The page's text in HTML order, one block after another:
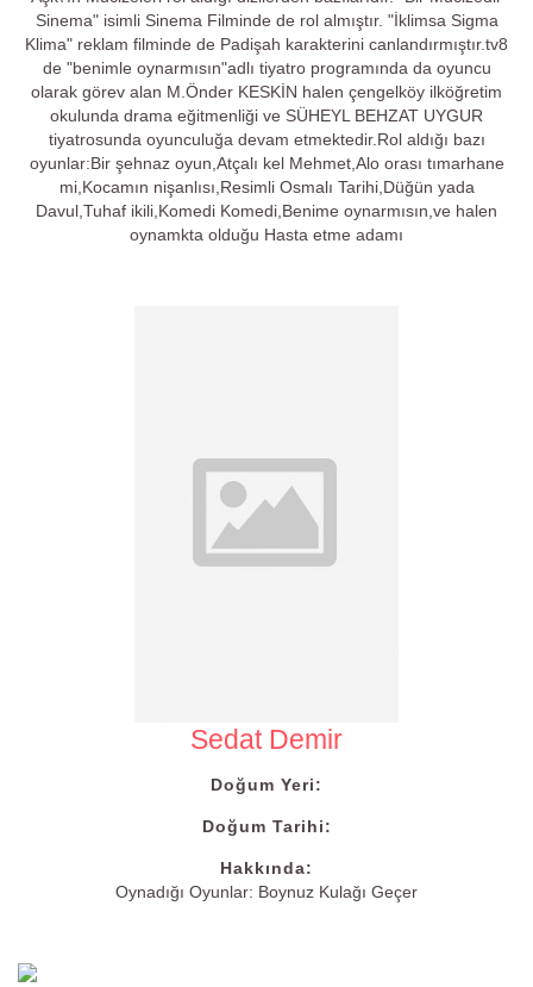
Sinema" isimli Sinema Filminde de rol almıştır. "İklimsa Sigma
Klima" reklam filminde de Padişah karakterini canlandırmıştır.tv8
de "benimle oynarmısın"adlı tiyatro programında da oyuncu
olarak görev alan M.Önder KESKİN halen çengelköy ilköğretim
okulunda drama eğitmenliği ve SÜHEYL BEHZAT UYGUR
tiyatrosunda oyunculuğa devam etmektedir.Rol aldığı bazı
oyunlar:Bir şehnaz oyun,Atçalı kel Mehmet,Alo orası tımarhane
mi,Kocamın nişanlısı,Resimli Osmalı Tarihi,Düğün yada
Davul,Tuhaf ikili,Komedi Komedi,Benime oynarmısın,ve halen
oynamkta olduğu Hasta etme adamı
Sedat Demir
Doğum Yeri:
Doğum Tarihi:
Hakkında:
Oynadığı Oyunlar: Boynuz Kulağı Geçer